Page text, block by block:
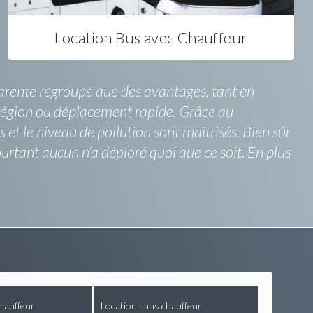
Location Bus avec Chauffeur
regroupe que des avantages, tant en
ou déplacement rapide. Grâce au
et le niveau de pollution sont maitrisés. Bien sûr
aucun n’a déploré quoi que ce soit. En plus
Location sans chauffeur